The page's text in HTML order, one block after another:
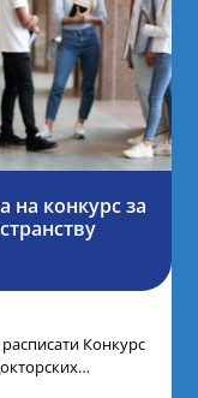
на конкурс за
Конкурс